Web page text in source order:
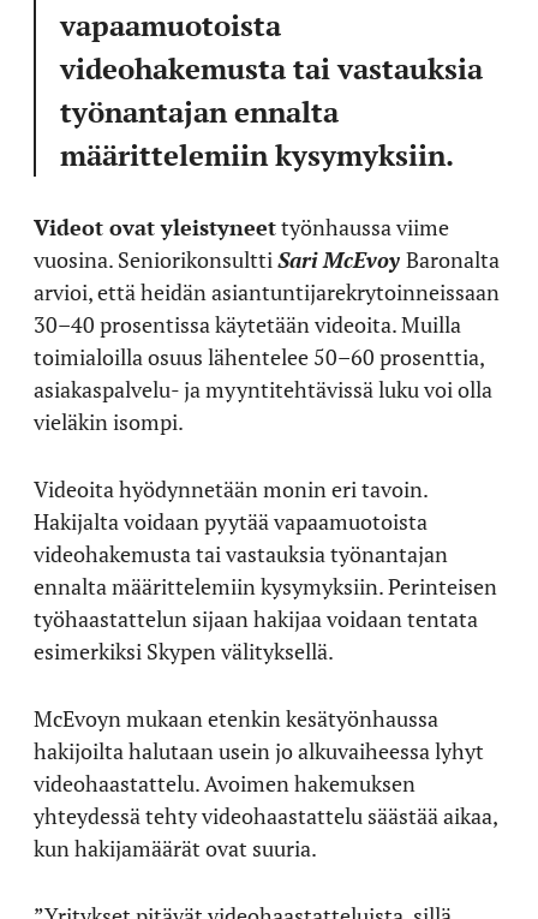
vapaamuotoista
videohakemusta tai vastauksia
työnantajan ennalta
määrittelemiin kysymyksiin.
Videot ovat yleistyneettyönhaussa viime
vuosina. Seniorikonsultti Sari McEvoy Baronalta
arvioi, että heidän asiantuntijarekrytoinneissaan
30–40 prosentissa käytetään videoita. Muilla
toimialoilla osuus lähentelee 50–60 prosenttia,
asiakaspalvelu- ja myyntitehtävissä luku voi olla
vieläkin isompi.
Videoita hyödynnetään monin eri tavoin.
Hakijalta voidaan pyytää vapaamuotoista
videohakemusta tai vastauksia työnantajan
ennalta määrittelemiin kysymyksiin. Perinteisen
työhaastattelun sijaan hakijaa voidaan tentata
esimerkiksi Skypen välityksellä.
McEvoyn mukaan etenkin kesätyönhaussa
hakijoilta halutaan usein jo alkuvaiheessa lyhyt
videohaastattelu. Avoimen hakemuksen
yhteydessä tehty videohaastattelu säästää aikaa,
kun hakijamäärät ovat suuria.